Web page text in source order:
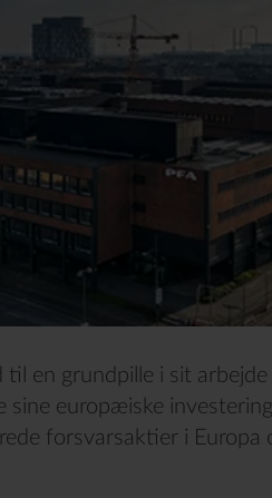
en grundpille i sit
sine europæiske
forsvarsaktier i Europa